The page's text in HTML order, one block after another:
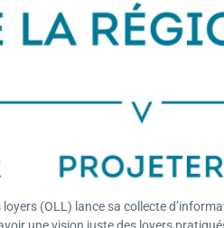
loyers (OLL) lance sa collecte